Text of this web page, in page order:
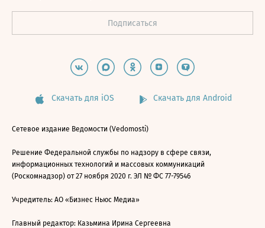
Скачать для iOS Скачать для Android
Сетевое издание Ведомости (Vedomosti)
Решение Федеральной службы по надзору в сфере связи,
информационных технологий и массовых коммуникаций
(Роскомнадзор) от 27 ноября 2020 г. ЭЛ № ФС 77-79546
Учредитель: АО «Бизнес Ньюс Медиа»
Главный редактор: Казьмина Ирина Сергеевна